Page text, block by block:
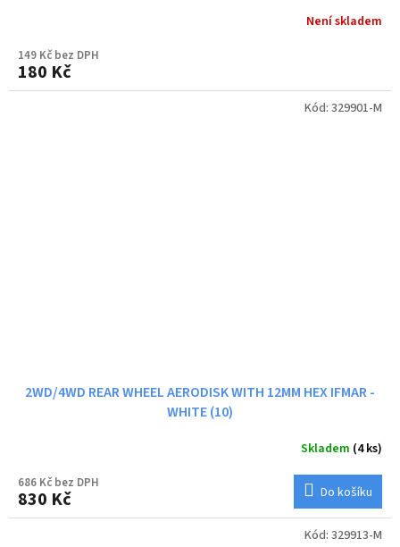
Není skladem
149 Kč bez DPH
180 Kč
2WD/4WD REAR WHEEL AERODISK WITH 12MM HEX IFMAR -
WHITE (10)
Skladem (4 ks)
686 Kč bez DPH
830 Kč Do košíku
Kód: 329901-M
Kód: 329913-M